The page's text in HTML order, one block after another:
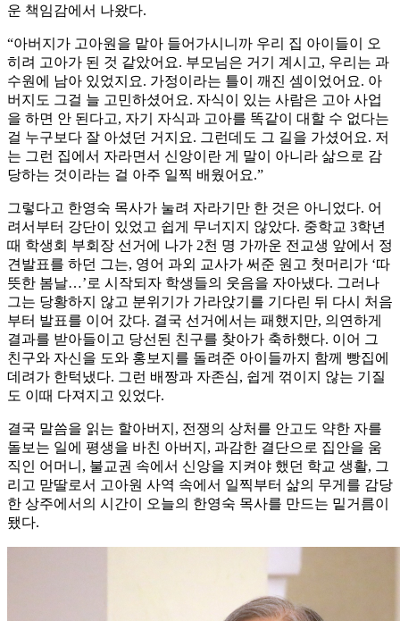
운 책임감에서 나왔다.
“아버지가 고아원을 맡아 들어가시니까 우리 집 아이들이 오
히려 고아가 된 것 같았어요. 부모님은 거기 계시고, 우리는 과
수원에 남아 있었지요. 가정이라는 틀이 깨진 셈이었어요. 아
버지도 그걸 늘 고민하셨어요. 자식이 있는 사람은 고아 사업
을 하면 안 된다고, 자기 자식과 고아를 똑같이 대할 수 없다는
걸 누구보다 잘 아셨던 거지요. 그런데도 그 길을 가셨어요. 저
는 그런 집에서 자라면서 신앙이란 게 말이 아니라 삶으로 감
당하는 것이라는 걸 아주 일찍 배웠어요.”
그렇다고 한영숙 목사가 눌려 자라기만 한 것은 아니었다. 어
려서부터 강단이 있었고 쉽게 무너지지 않았다. 중학교 3학년
때 학생회 부회장 선거에 나가 2천 명 가까운 전교생 앞에서 정
견발표를 하던 그는, 영어 과외 교사가 써준 원고 첫머리가 ‘따
뜻한 봄날…’로 시작되자 학생들의 웃음을 자아냈다. 그러나
그는 당황하지 않고 분위기가 가라앉기를 기다린 뒤 다시 처음
부터 발표를 이어 갔다. 결국 선거에서는 패했지만, 의연하게
결과를 받아들이고 당선된 친구를 찾아가 축하했다. 이어 그
친구와 자신을 도와 홍보지를 돌려준 아이들까지 함께 빵집에
데려가 한턱냈다. 그런 배짱과 자존심, 쉽게 꺾이지 않는 기질
도 이때 다져지고 있었다.
결국 말씀을 읽는 할아버지, 전쟁의 상처를 안고도 약한 자를
돌보는 일에 평생을 바친 아버지, 과감한 결단으로 집안을 움
직인 어머니, 불교권 속에서 신앙을 지켜야 했던 학교 생활, 그
리고 맏딸로서 고아원 사역 속에서 일찍부터 삶의 무게를 감당
한 상주에서의 시간이 오늘의 한영숙 목사를 만드는 밑거름이
됐다.